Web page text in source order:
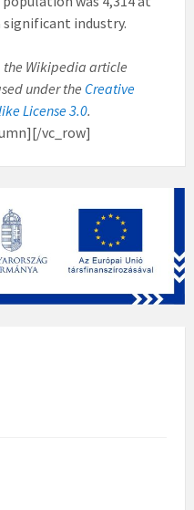
significant industry.
the Wikipedia article
under the Creative
License 3.0.
vc_row]